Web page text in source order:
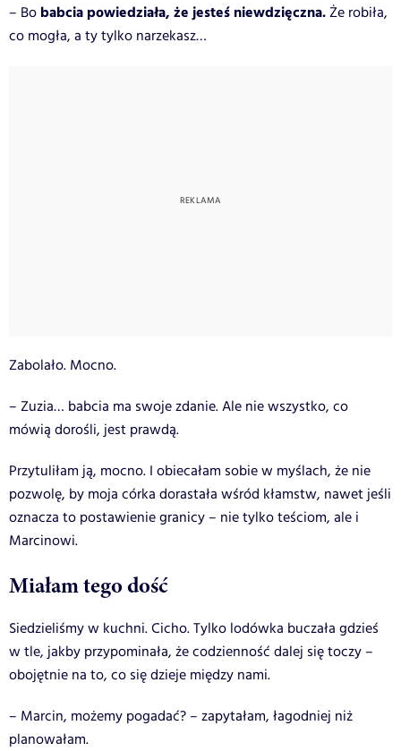
– Bo babcia powiedziała, że jesteś niewdzięczna.Że robiła,
co mogła, a ty tylko narzekasz…
Zabolało. Mocno.
– Zuzia… babcia ma swoje zdanie. Ale nie wszystko, co
mówią dorośli, jest prawdą.
Przytuliłam ją, mocno. I obiecałam sobie w myślach, że nie
pozwolę, by moja córka dorastała wśród kłamstw, nawet jeśli
oznacza to postawienie granicy – nie tylko teściom, ale i
Marcinowi.
Miałam tego dość
Siedzieliśmy w kuchni. Cicho. Tylko lodówka buczała gdzieś
w tle, jakby przypominała, że codzienność dalej się toczy –
obojętnie na to, co się dzieje między nami.
– Marcin, możemy pogadać? – zapytałam, łagodniej niż
planowałam.